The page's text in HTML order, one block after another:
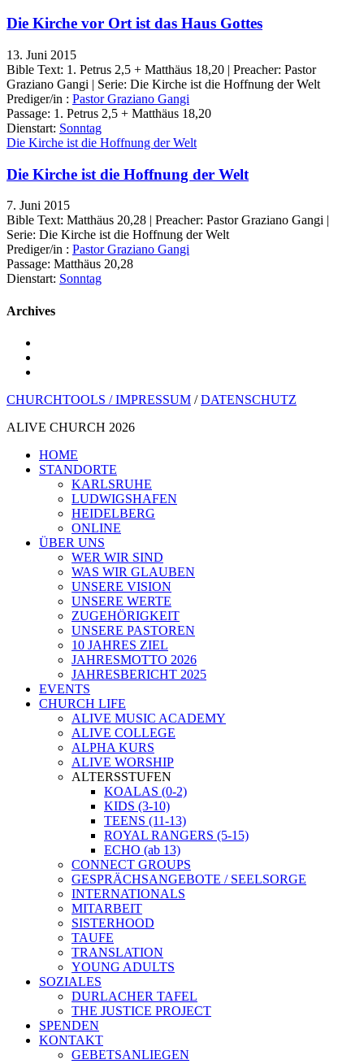
Die Kirche vor Ort ist das Haus Gottes
13. Juni 2015
Bible Text: 1. Petrus 2,5 + Matthäus 18,20 | Preacher: Pastor
Graziano Gangi | Serie: Die Kirche ist die Hoffnung der Welt
Prediger/in : Pastor Graziano Gangi
Passage: 1. Petrus 2,5 + Matthäus 18,20
Dienstart: Sonntag
Die Kirche ist die Hoffnung der Welt
Die Kirche ist die Hoffnung der Welt
7. Juni 2015
Bible Text: Matthäus 20,28 | Preacher: Pastor Graziano Gangi |
Serie: Die Kirche ist die Hoffnung der Welt
Prediger/in : Pastor Graziano Gangi
Passage: Matthäus 20,28
Dienstart: Sonntag
Archives
CHURCHTOOLS /IMPRESSUM /DATENSCHUTZ
ALIVE CHURCH 2026
Menü
schließen
HOME
STANDORTE
KARLSRUHE
LUDWIGSHAFEN
HEIDELBERG
ONLINE
ÜBER UNS
WER WIR SIND
WAS WIR GLAUBEN
UNSERE VISION
UNSERE WERTE
ZUGEHÖRIGKEIT
UNSERE PASTOREN
10 JAHRES ZIEL
JAHRESMOTTO 2026
JAHRESBERICHT 2025
EVENTS
CHURCH LIFE
ALIVE MUSIC ACADEMY
ALIVE COLLEGE
ALPHA KURS
ALIVE WORSHIP
ALTERSSTUFEN
KOALAS (0-2)
KIDS (3-10)
TEENS (11-13)
ROYAL RANGERS (5-15)
ECHO (ab 13)
CONNECT GROUPS
GESPRÄCHSANGEBOTE / SEELSORGE
INTERNATIONALS
MITARBEIT
SISTERHOOD
TAUFE
TRANSLATION
YOUNG ADULTS
SOZIALES
DURLACHER TAFEL
THE JUSTICE PROJECT
SPENDEN
KONTAKT
GEBETSANLIEGEN